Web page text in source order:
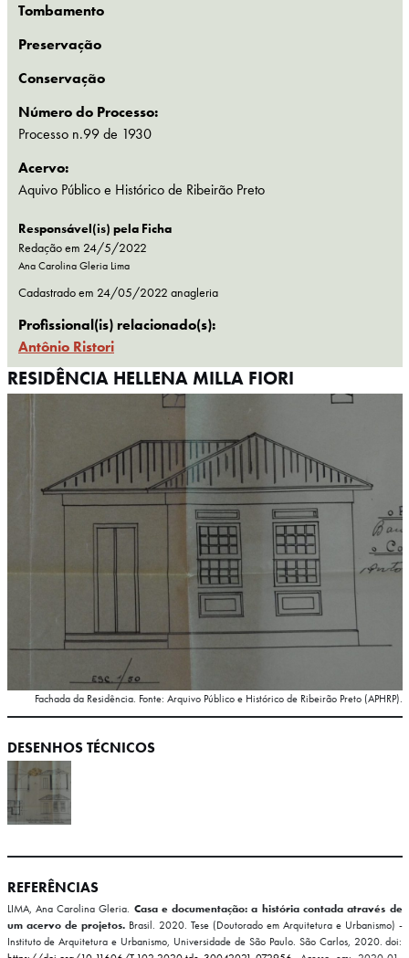
Tombamento
Preservação
Conservação
Número do Processo:
Processo n.99 de 1930
Acervo:
Aquivo Público e Histórico de Ribeirão Preto
Responsável(is) pela Ficha
Redação em 24/5/2022
Ana Carolina Gleria Lima
Cadastrado em 24/05/2022 anagleria
Profissional(is) relacionado(s):
Antônio Ristori
RESIDÊNCIA HELLENA MILLA FIORI
Fachada da Residência. Fonte: Arquivo Público e Histórico de Ribeirão Preto (APHRP).
DESENHOS TÉCNICOS
REFERÊNCIAS
LIMA, Ana Carolina Gleria. Casa e documentação: a história contada através de
um acervo de projetos.Brasil. 2020. Tese (Doutorado em Arquitetura e Urbanismo) -
Instituto de Arquitetura e Urbanismo, Universidade de São Paulo. São Carlos, 2020. doi: